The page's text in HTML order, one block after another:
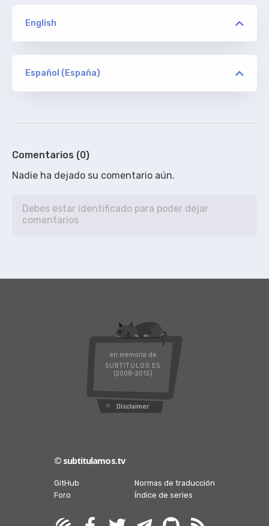
English
WEB TBS
ORIGINAL pauLa0392
Español (España)
WEB TBS
Comentarios (0)
Nadie ha dejado su comentario aún.
en memoria de
SUBTITULOS.ES
(2008-2015)
Disclaimer
© subtitulamos.tv
GitHub
Normas de traducción
Foro
Índice de series